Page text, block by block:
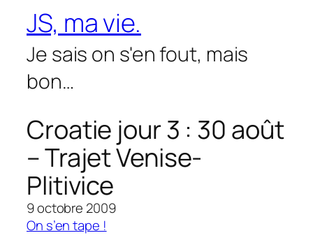
contenu
JS, ma vie.
Je sais on s'en fout, mais
bon…
Croatie jour 3 : 30 août
– Trajet Venise-
Plitivice
9 octobre 2009
On s’en tape !